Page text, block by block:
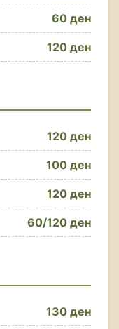
60 ден
120 ден
120 ден
100 ден
120 ден
60/120 ден
130 ден